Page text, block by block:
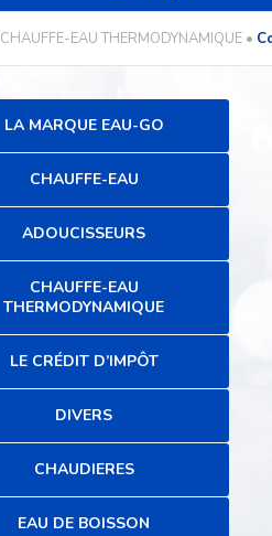
CHAUFFE-EAU THERMODYNAMIQUE •
LA MARQUE EAU-GO
CHAUFFE-EAU
ADOUCISSEURS
CHAUFFE-EAU
THERMODYNAMIQUE
LE CRÉDIT D’IMPÔT
DIVERS
CHAUDIERES
EAU DE BOISSON